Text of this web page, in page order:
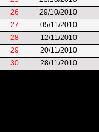
26
29/10/2010
27
05/11/2010
28
12/11/2010
29
20/11/2010
30
28/11/2010